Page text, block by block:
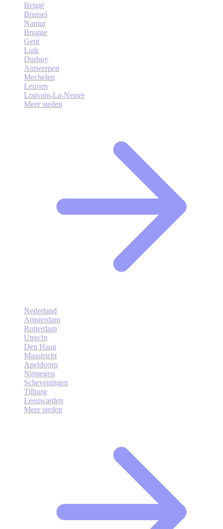
België
Brussel
Namur
Brugge
Gent
Luik
Durbuy
Antwerpen
Mechelen
Leuven
Louvain-La-Neuve
Meer steden
Nederland
Amsterdam
Rotterdam
Utrecht
Den Haag
Maastricht
Apeldoorn
Nijmegen
Scheveningen
Tilburg
Leeuwarden
Meer steden